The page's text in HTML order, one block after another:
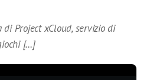
Project xCloud, servizio di
[…]